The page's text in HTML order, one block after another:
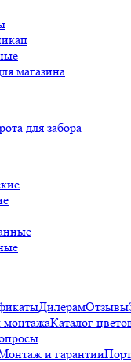
магазина
для забора
ДилерамОтзывы
Каталог
и гарантии